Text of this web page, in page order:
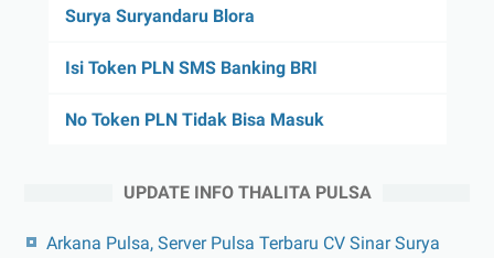
Surya Suryandaru Blora
Isi Token PLN SMS Banking BRI
No Token PLN Tidak Bisa Masuk
UPDATE INFO THALITA PULSA
Arkana Pulsa, Server Pulsa Terbaru CV Sinar Surya